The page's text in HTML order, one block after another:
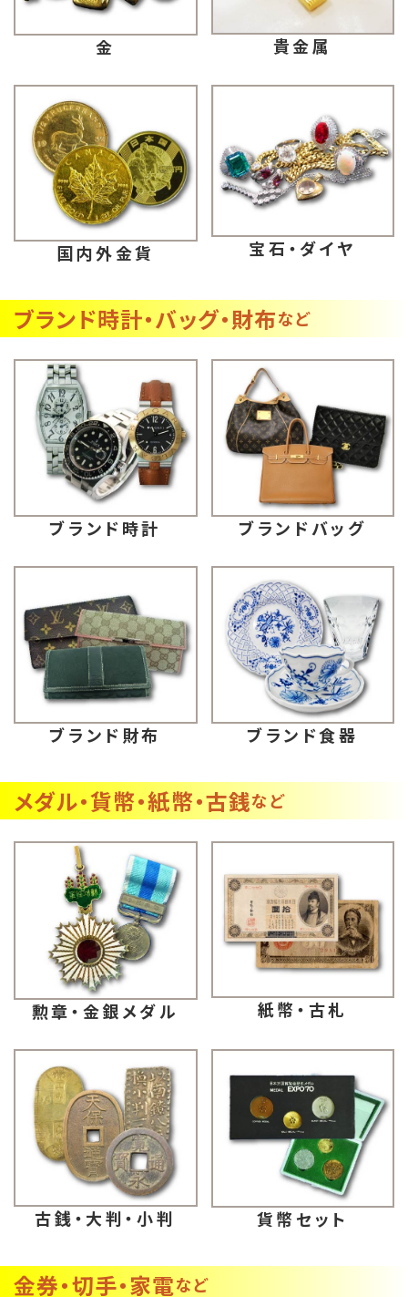
金 貴金属
国内外金貨 宝石・ダイヤ
ブランド時計・バッグ・財布など
ブランド時計 ブランドバッグ
ブランド財布 ブランド食器
メダル・貨幣・紙幣・古銭など
勲章・金銀メダル 紙幣・古札
古銭・大判・小判 貨幣セット
金券・切手・家電など